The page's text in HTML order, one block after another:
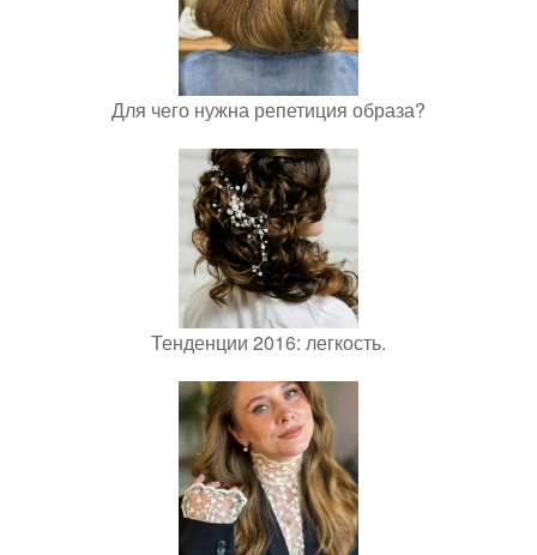
Для чего нужна репетиция образа?
Тенденции 2016: легкость.